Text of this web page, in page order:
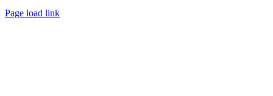
Page load link